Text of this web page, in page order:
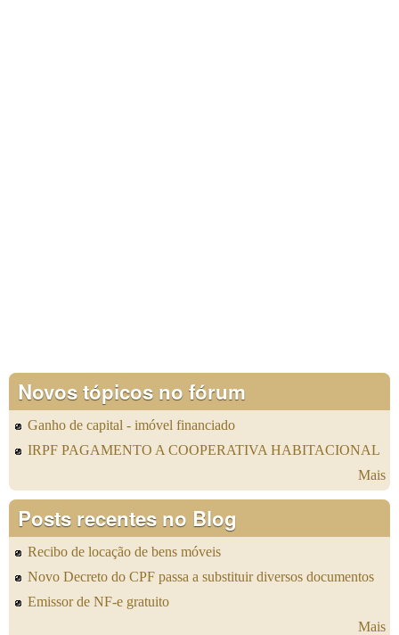
Novos tópicos no fórum
Ganho de capital - imóvel financiado
IRPF PAGAMENTO A COOPERATIVA HABITACIONAL
Mais
Posts recentes no Blog
Recibo de locação de bens móveis
Novo Decreto do CPF passa a substituir diversos documentos
Emissor de NF-e gratuito
Mais